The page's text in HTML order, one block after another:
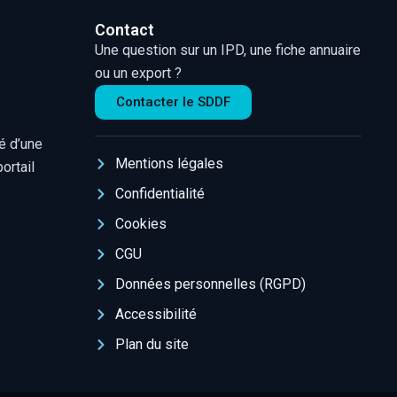
d’une
Contact
Une question sur un IPD, une fiche annuaire
ou un export ?
Contacter le SDDF
Mentions légales
Confidentialité
Cookies
CGU
Données personnelles (RGPD)
Accessibilité
Plan du site